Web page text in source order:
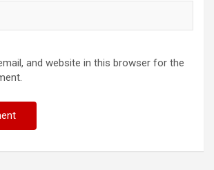
and website in this browser for the